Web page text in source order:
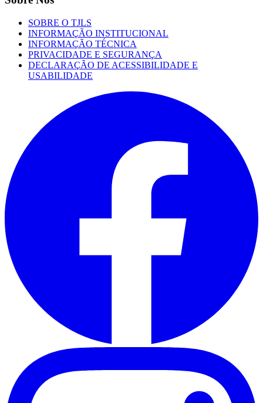
SOBRE O TJLS
INFORMAÇÃO INSTITUCIONAL
INFORMAÇÃO TÉCNICA
PRIVACIDADE E SEGURANÇA
DECLARAÇÃO DE ACESSIBILIDADE E
USABILIDADE